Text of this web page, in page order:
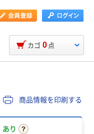
カゴ 0 点
商品情報を印刷する
あり